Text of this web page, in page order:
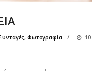
,Φωτογραφία /
10